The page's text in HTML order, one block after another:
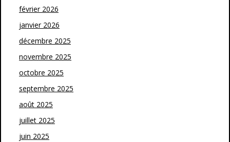
février 2026
janvier 2026
décembre 2025
novembre 2025
octobre 2025
septembre 2025
août 2025
juillet 2025
juin 2025